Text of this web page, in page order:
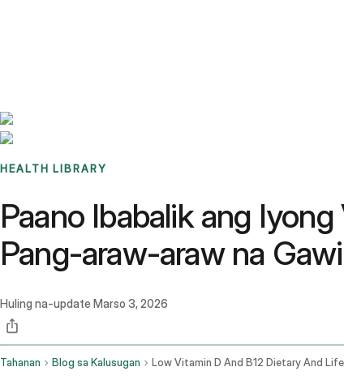
HEALTH LIBRARY
Paano Ibabalik ang
Pang-araw-araw na Gawi
Huling na-update Marso 3, 2026
Tahanan Blog sa Kalusugan